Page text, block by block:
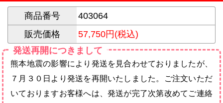
商品番号
403064
販売価格
57,750円(税込)
発送再開につきまして
熊本地震の影響により発送を見合わせておりましたが、
７月３０日より発送を再開いたしました。ご注文いただ
いておりますお客様へは、発送が完了次第改めてご連絡